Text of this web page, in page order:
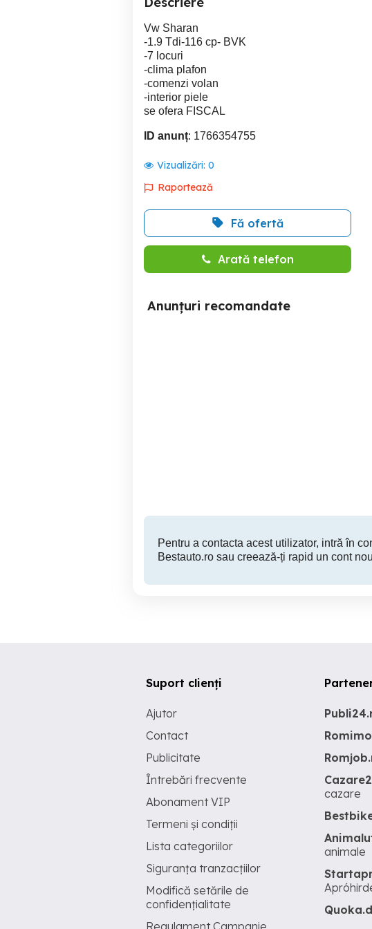
Vw Sharan
-1.9 Tdi-116 cp- BVK
-7 locuri
-clima plafon
-comenzi volan
-interior piele
se ofera FISCAL
ID anunț: 1766354755
Vizualizări: 0
Raportează
Fă ofertă
Arată telefon
Anunțuri recomandate
Pentru a contacta acest utilizator, intră în
Bestauto.ro sau creează-ți rapid un cont
Suport clienți
Ajutor
Contact
Publicitate
Întrebări frecvente
Abonament VIP
Termeni și condiții
Lista categoriilor
Siguranța tranzacțiilor
Modifică setările de
confidențialitate
Regulament Campanie
cazare
animale